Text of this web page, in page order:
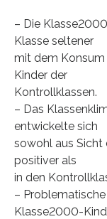
– Die
Klasse seltener
mit dem
Kinder der
Kontrollklassen.
– Das
entwickelte sich
sowohl aus Sicht
positiver als
in den
–
Klasse2000-